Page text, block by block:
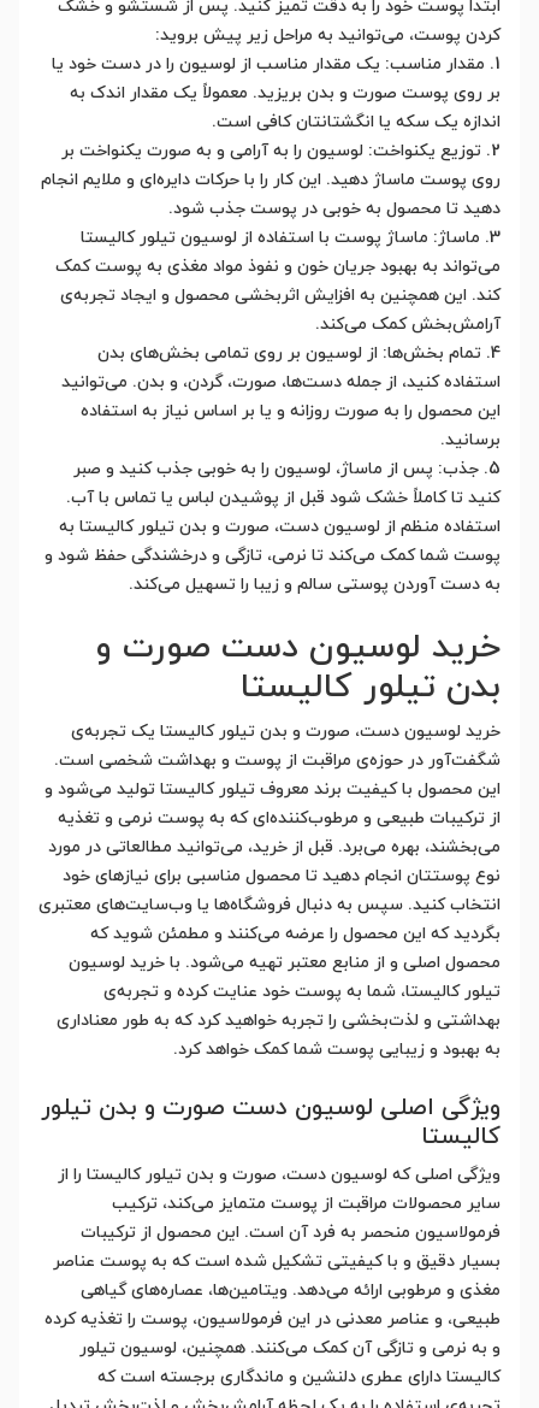
ابتدا پوست خود را به دقت تمیز کنید. پس از شستشو و خشک
کردن پوست، می‌توانید به مراحل زیر پیش بروید:
1. مقدار مناسب: یک مقدار مناسب از لوسیون را در دست خود یا
بر روی پوست صورت و بدن بریزید. معمولاً یک مقدار اندک به
اندازه یک سکه یا انگشتانتان کافی است.
2. توزیع یکنواخت: لوسیون را به آرامی و به صورت یکنواخت بر
روی پوست ماساژ دهید. این کار را با حرکات دایره‌ای و ملایم انجام
دهید تا محصول به خوبی در پوست جذب شود.
3. ماساژ: ماساژ پوست با استفاده از لوسیون تیلور کالیستا
می‌تواند به بهبود جریان خون و نفوذ مواد مغذی به پوست کمک
کند. این همچنین به افزایش اثربخشی محصول و ایجاد تجربه‌ی
آرامش‌بخش کمک می‌کند.
4. تمام بخش‌ها: از لوسیون بر روی تمامی بخش‌های بدن
استفاده کنید، از جمله دست‌ها، صورت، گردن، و بدن. می‌توانید
این محصول را به صورت روزانه و یا بر اساس نیاز به استفاده
برسانید.
5. جذب: پس از ماساژ، لوسیون را به خوبی جذب کنید و صبر
کنید تا کاملاً خشک شود قبل از پوشیدن لباس یا تماس با آب.
استفاده منظم از لوسیون دست، صورت و بدن تیلور کالیستا به
پوست شما کمک می‌کند تا نرمی، تازگی و درخشندگی حفظ شود و
به دست آوردن پوستی سالم و زیبا را تسهیل می‌کند.
خرید لوسیون دست صورت و
بدن تیلور کالیستا
خرید لوسیون دست، صورت و بدن تیلور کالیستا یک تجربه‌ی
شگفت‌آور در حوزه‌ی مراقبت از پوست و بهداشت شخصی است.
این محصول با کیفیت برند معروف تیلور کالیستا تولید می‌شود و
از ترکیبات طبیعی و مرطوب‌کننده‌ای که به پوست نرمی و تغذیه
می‌بخشند، بهره می‌برد. قبل از خرید، می‌توانید مطالعاتی در مورد
نوع پوستتان انجام دهید تا محصول مناسبی برای نیازهای خود
انتخاب کنید. سپس به دنبال فروشگاه‌ها یا وب‌سایت‌های معتبری
بگردید که این محصول را عرضه می‌کنند و مطمئن شوید که
محصول اصلی و از منابع معتبر تهیه می‌شود. با خرید لوسیون
تیلور کالیستا، شما به پوست خود عنایت کرده و تجربه‌ی
بهداشتی و لذت‌بخشی را تجربه خواهید کرد که به طور معناداری
به بهبود و زیبایی پوست شما کمک خواهد کرد.
ویژگی اصلی لوسیون دست صورت و بدن تیلور
کالیستا
ویژگی اصلی که لوسیون دست، صورت و بدن تیلور کالیستا را از
سایر محصولات مراقبت از پوست متمایز می‌کند، ترکیب
فرمولاسیون منحصر به فرد آن است. این محصول از ترکیبات
بسیار دقیق و با کیفیتی تشکیل شده است که به پوست عناصر
مغذی و مرطوبی ارائه می‌دهد. ویتامین‌ها، عصاره‌های گیاهی
طبیعی، و عناصر معدنی در این فرمولاسیون، پوست را تغذیه کرده
و به نرمی و تازگی آن کمک می‌کنند. همچنین، لوسیون تیلور
کالیستا دارای عطری دلنشین و ماندگاری برجسته است که